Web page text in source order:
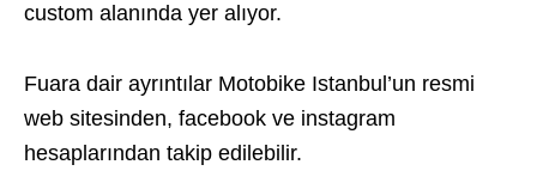
custom alanında yer alıyor.
Fuara dair ayrıntılar Motobike Istanbul’un resmi
web sitesinden, facebook ve instagram
hesaplarından takip edilebilir.